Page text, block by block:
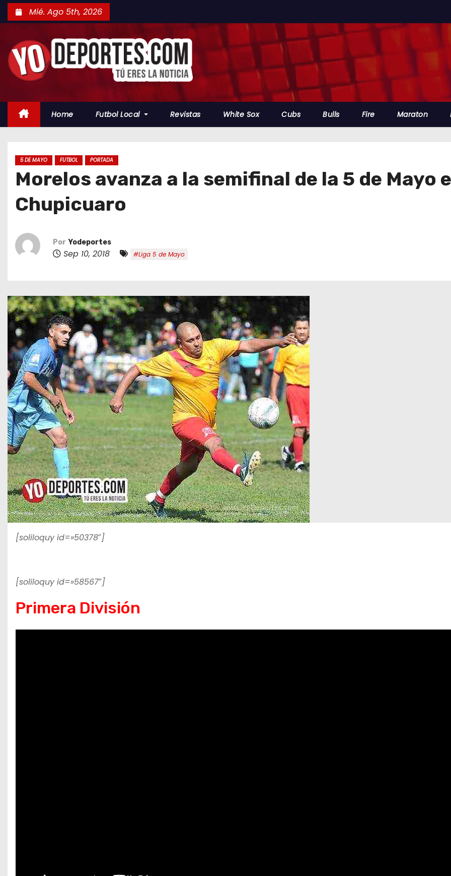
a
l
Mié. Ago 5th, 2026
Home Futbol Local Revistas White Sox Cubs Bulls Fire Maraton
5 DE MAYO FUTBOL PORTADA
Morelos avanza a la semifinal de la 5 de Mayo
Chupicuaro
Por Yodeportes
Sep 10, 2018 #Liga 5 de Mayo
[soliloquy id=»50378″]
[soliloquy id=»58567″]
Primera División